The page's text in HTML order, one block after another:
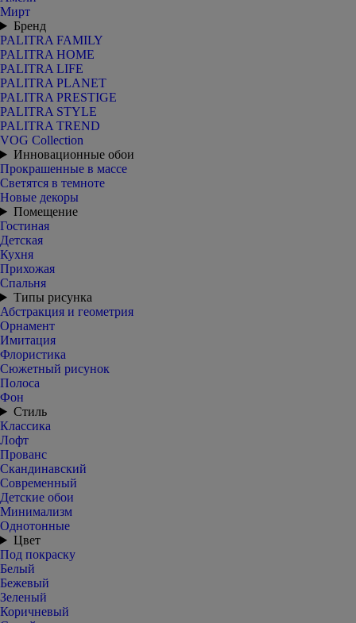
Мирт
Бренд
PALITRA FAMILY
PALITRA HOME
PALITRA LIFE
PALITRA PLANET
PALITRA PRESTIGE
PALITRA STYLE
PALITRA TREND
VOG Collection
Инновационные обои
Прокрашенные в массе
Светятся в темноте
Новые декоры
Помещение
Гостиная
Детская
Кухня
Прихожая
Спальня
Типы рисунка
Абстракция и геометрия
Орнамент
Имитация
Флористика
Сюжетный рисунок
Полоса
Фон
Стиль
Классика
Лофт
Прованс
Скандинавский
Современный
Детские обои
Минимализм
Однотонные
Цвет
Под покраску
Белый
Бежевый
Зеленый
Коричневый